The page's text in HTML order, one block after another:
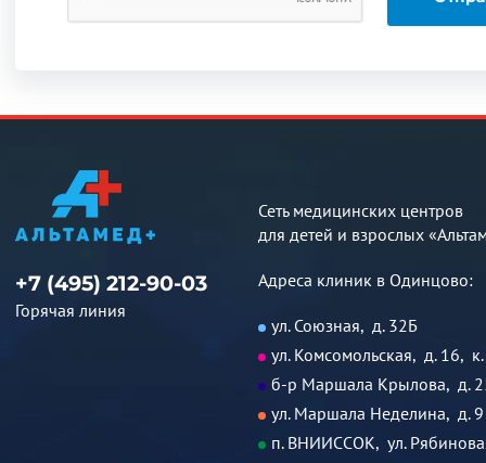
+7 (495) 212-90-03
Горячая линия
Сеть медицинских центров
для детей и взрослых
Адреса клиник в Одинцово:
ул. Союзная, д. 32Б
ул. Комсомольская, д. 16,
б-р Маршала Крылова, д.
ул. Маршала Неделина, д. 9
п. ВНИИССОК, ул.